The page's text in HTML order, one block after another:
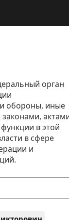
орган
обороны, иные
в этой
в сфере
и